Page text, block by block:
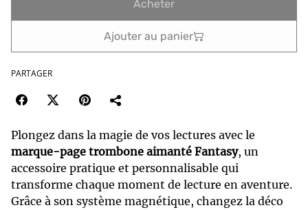
Acheter
Ajouter au panier
PARTAGER
Plongez dans la magie de vos lectures avec le
marque-page trombone aimanté Fantasy, un
accessoire pratique et personnalisable qui
transforme chaque moment de lecture en aventure.
Grâce à son système magnétique, changez la déco